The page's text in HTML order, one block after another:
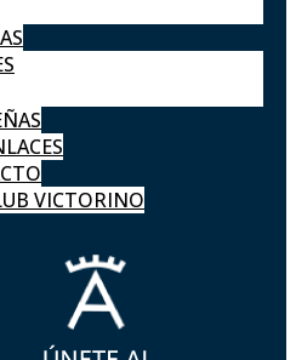
VICTORINO